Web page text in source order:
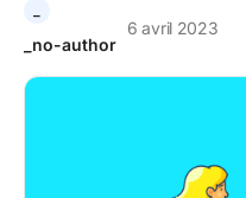
_no-author
6 avril 2023